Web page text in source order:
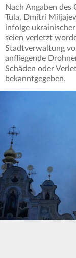
Nach Angaben des
Tula, Dmitri
infolge
seien verletzt
Stadtverwaltung
anfliegende
Schäden oder
bekanntgegeben.